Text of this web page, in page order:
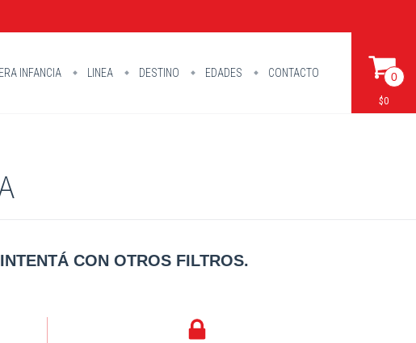
INFANCIA LINEA DESTINO EDADES CONTACTO 0
$0
CON OTROS FILTROS.